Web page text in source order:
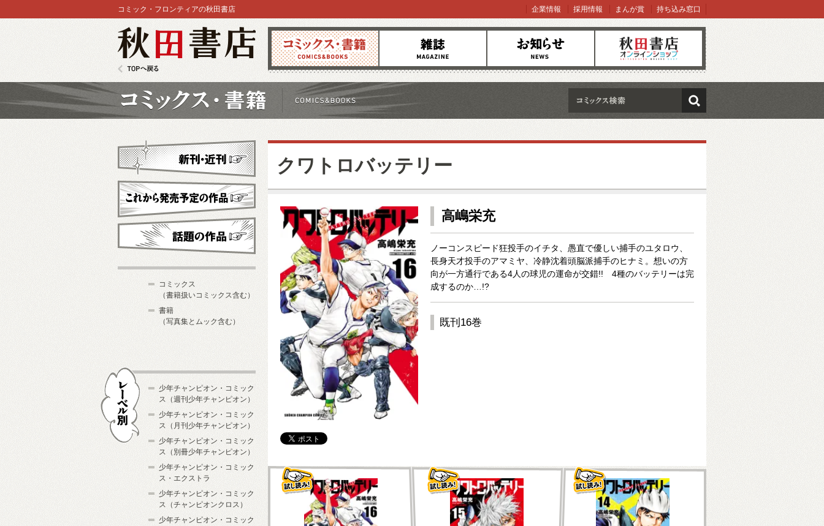
コミックス 雑誌 お知らせ オンラインショップ
コミック・フロンティアの秋田書店 企業情報 採用情報 まんが賞 持ち込み窓口
検索
クワトロバッテリー
高嶋栄充
ノーコンスピード狂投手のイチタ、愚直で優しい捕手のユタロウ、
長身天才投手のアマミヤ、冷静沈着頭脳派捕手のヒナミ。想いの方
向が一方通行である4人の球児の運命が交錯!! 4種のバッテリーは完
成するのか…!?
既刊16巻
新刊・近刊
これから発売予定
コミックス
（書籍扱いコミックス含む）
書籍
（写真集とムック含む）
少年チャンピオン・コミック
ス（週刊少年チャンピオン）
少年チャンピオン・コミック
ス（月刊少年チャンピオン）
少年チャンピオン・コミック
ス（別冊少年チャンピオン）
少年チャンピオン・コミック
ス・エクストラ
少年チャンピオン・コミック
ス（チャンピオンクロス）
少年チャンピオン・コミック